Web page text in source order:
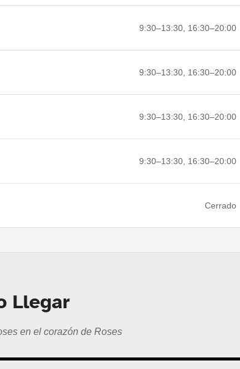
9:30–13:30, 16:30–20:00
9:30–13:30, 16:30–20:00
9:30–13:30, 16:30–20:00
9:30–13:30, 16:30–20:00
Cerrado
Llegar
en el corazón de Roses